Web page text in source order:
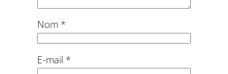
Nom *
E-mail *